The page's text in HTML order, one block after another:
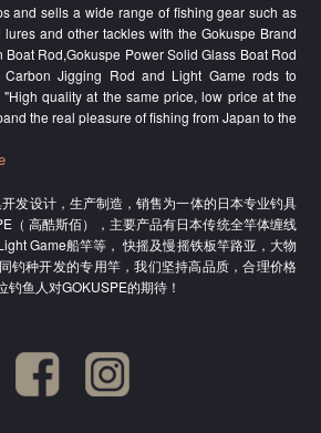
and sells a wide range of fishing gear such as
and other tackles with the Gokuspe Brand
Boat Rod,Gokuspe Power Solid Glass Boat Rod
Jigging Rod and Light Game rods to
quality at the same price, low price at the
the real pleasure of fishing from Japan to the
发设计，生产制造，销售为一体的日本专业钓具
（ 高酷斯佰），主要产品有日本传统全竿体缠线
Game船竿等， 快摇及慢摇铁板竿路亚，大物
钓种开发的专用竿，我们坚持高品质，合理价格
鱼人对GOKUSPE的期待！